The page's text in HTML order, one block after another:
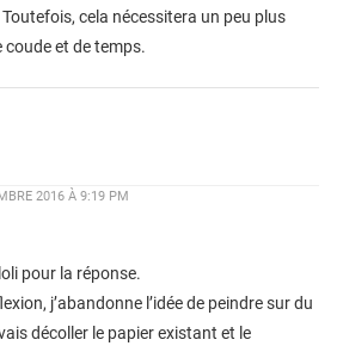
cela nécessitera un peu plus
coude et de temps.
2016 À 9:19 PM
pour la réponse.
j’abandonne l’idée de peindre sur du
décoller le papier existant et le